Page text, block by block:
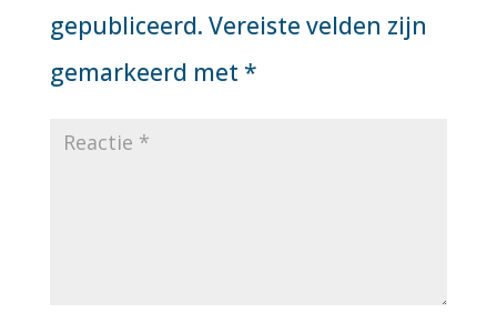
gepubliceerd. Vereiste velden zijn
gemarkeerd met *